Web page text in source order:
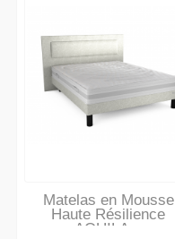
Matelas en Mousse
Haute Résilience
AQUILA...